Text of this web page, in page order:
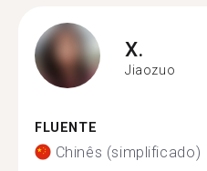
X.
Jiaozuo
FLUENTE
Chinês (simplificado)